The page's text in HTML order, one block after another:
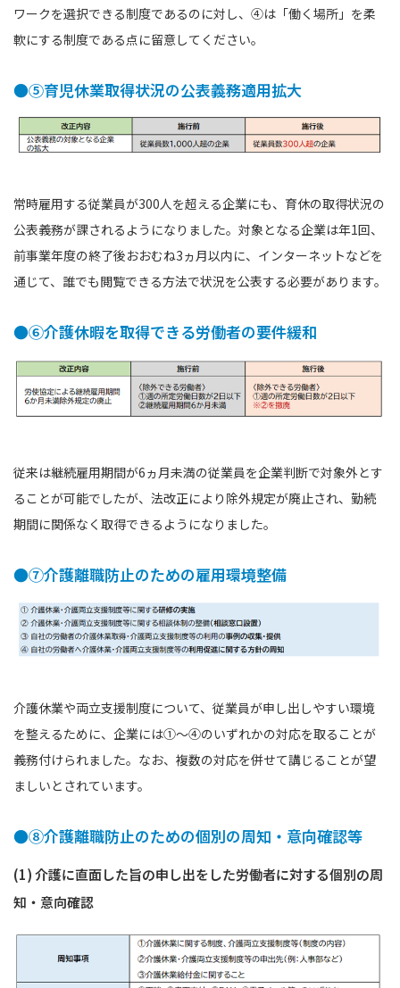
ワークを選択できる制度であるのに対し、④は「働く場所」を柔
軟にする制度である点に留意してください。
●⑤育児休業取得状況の公表義務適用拡大
常時雇用する従業員が300人を超える企業にも、育休の取得状況の
公表義務が課されるようになりました。対象となる企業は年1回、
前事業年度の終了後おおむね3ヵ月以内に、インターネットなどを
通じて、誰でも閲覧できる方法で状況を公表する必要があります。
●⑥介護休暇を取得できる労働者の要件緩和
従来は継続雇用期間が6ヵ月未満の従業員を企業判断で対象外とす
ることが可能でしたが、法改正により除外規定が廃止され、勤続
期間に関係なく取得できるようになりました。
●⑦介護離職防止のための雇用環境整備
介護休業や両立支援制度について、従業員が申し出しやすい環境
を整えるために、企業には①〜④のいずれかの対応を取ることが
義務付けられました。なお、複数の対応を併せて講じることが望
ましいとされています。
●⑧介護離職防止のための個別の周知・意向確認等
(1) 介護に直面した旨の申し出をした労働者に対する個別の周
知・意向確認